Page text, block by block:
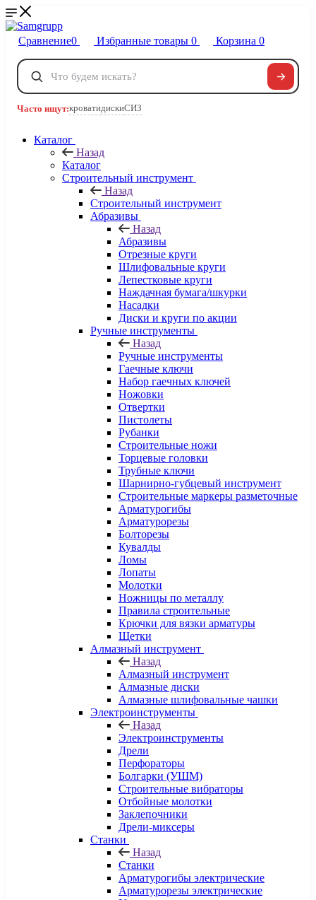
Сравнение0 Избранные товары 0 Корзина 0
Телефоны
8 800 222-40-09
Часто ищут:кроватидискиСИЗ
Каталог
Назад
Каталог
Строительный инструмент
Назад
Строительный инструмент
Абразивы
Назад
Абразивы
Отрезные круги
Шлифовальные круги
Лепестковые круги
Наждачная бумага/шкурки
Насадки
Диски и круги по акции
Ручные инструменты
Назад
Ручные инструменты
Гаечные ключи
Набор гаечных ключей
Ножовки
Отвертки
Пистолеты
Рубанки
Строительные ножи
Торцевые головки
Трубные ключи
Шарнирно-губцевый инструмент
Строительные маркеры разметочные
Арматурогибы
Арматурорезы
Болторезы
Кувалды
Ломы
Лопаты
Молотки
Ножницы по металлу
Правила строительные
Крючки для вязки арматуры
Щетки
Алмазный инструмент
Назад
Алмазный инструмент
Алмазные диски
Алмазные шлифовальные чашки
Электроинструменты
Назад
Электроинструменты
Дрели
Перфораторы
Болгарки (УШМ)
Строительные вибраторы
Отбойные молотки
Заклепочники
Дрели-миксеры
Станки
Назад
Станки
Арматурогибы электрические
Арматурорезы электрические